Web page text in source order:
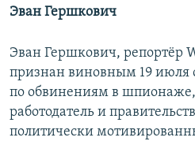
Эван Гершкович
Эван Гершкович, репортёр
признан виновным 19 июля
по обвинениям в шпионаже,
работодатель и
политически